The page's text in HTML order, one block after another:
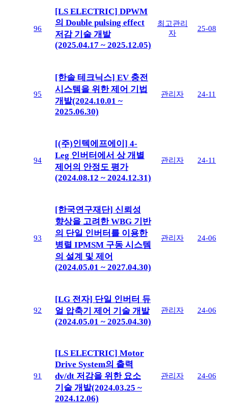
96
[LS ELECTRIC] DPWM
의 Double pulsing effect
저감 기술 개발
(2025.04.17 ~ 2025.12.05)
최고관리
자
25-08
95
[한솔 테크닉스] EV 충전
시스템을 위한 제어 기법
개발(2024.10.01 ~
2025.06.30)
관리자 24-11
94
[(주)인텍에프에이] 4-
Leg 인버터에서 상 개별
제어의 안정도 평가
(2024.08.12 ~ 2024.12.31)
관리자 24-11
93
[한국연구재단] 신뢰성
향상을 고려한 WBG 기반
의 단일 인버터를 이용한
병렬 IPMSM 구동 시스템
의 설계 및 제어
(2024.05.01 ~ 2027.04.30)
관리자 24-06
92
[LG 전자] 단일 인버터 듀
얼 압축기 제어 기술 개발
(2024.05.01 ~ 2025.04.30)
관리자 24-06
91
[LS ELECTRIC] Motor
Drive System의 출력
dv/dt 저감을 위한 요소
기술 개발(2024.03.25 ~
2024.12.06)
관리자 24-06